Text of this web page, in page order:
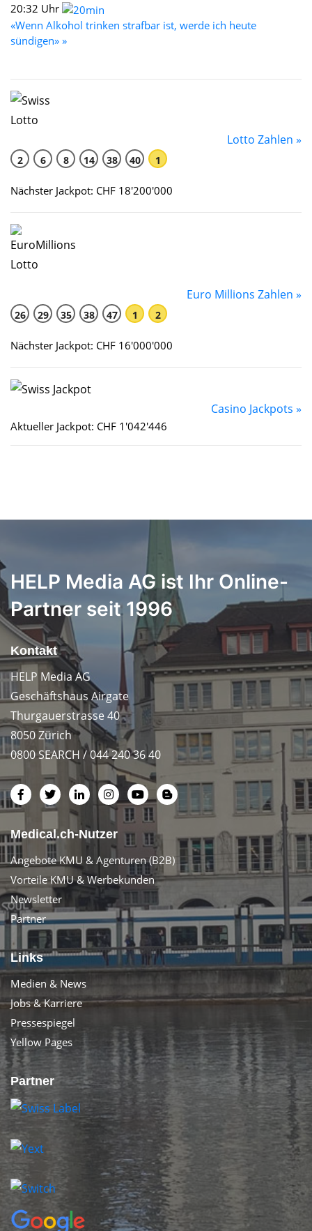
20:32 Uhr
«Wenn Alkohol trinken strafbar ist, werde ich heute
sündigen» »
Lotto Zahlen »
2 6 8 14 38 40 1
Nächster Jackpot: CHF 18'200'000
Euro Millions Zahlen »
26 29 35 38 47 1 2
Nächster Jackpot: CHF 16'000'000
Casino Jackpots »
Aktueller Jackpot: CHF 1'042'446
HELP Media AG ist Ihr Online-
Partner seit 1996
Kontakt
HELP Media AG
Geschäftshaus Airgate
Thurgauerstrasse 40
8050 Zürich
0800 SEARCH / 044 240 36 40
Medical.ch-Nutzer
Angebote KMU & Agenturen (B2B)
Vorteile KMU & Werbekunden
Newsletter
Partner
Links
Medien & News
Jobs & Karriere
Pressespiegel
Yellow Pages
Partner